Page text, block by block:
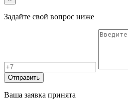
Задайте свой вопрос ниже
Отправить
Ваша заявка принята